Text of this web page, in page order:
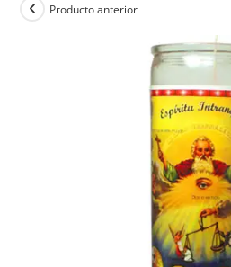
Producto anterior